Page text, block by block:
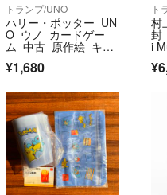
トランプ/UNO
ハリー・ポッター UN
O ウノ カードゲー
ム 中古 原作絵 キャ
ラクター ボード
¥1,680
ト
村
封
i